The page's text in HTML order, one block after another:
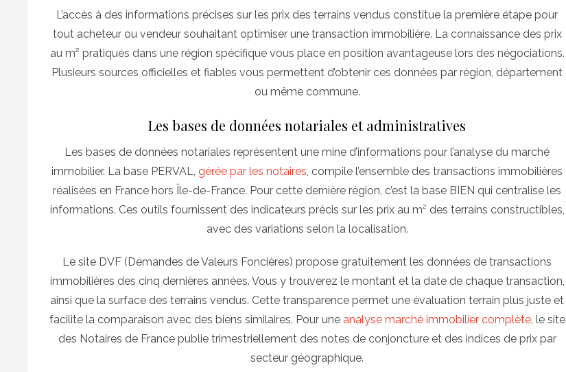
L’accès à des informations précises sur les prix des terrains vendus constitue la première étape pour
tout acheteur ou vendeur souhaitant optimiser une transaction immobilière. La connaissance des prix
au m² pratiqués dans une région spécifique vous place en position avantageuse lors des négociations.
Plusieurs sources officielles et fiables vous permettent d’obtenir ces données par région, département
ou même commune.
Les bases de données notariales et administratives
Les bases de données notariales représentent une mine d’informations pour l’analyse du marché
immobilier. La base PERVAL,gérée par les notaires, compile l’ensemble des transactions immobilières
réalisées en France hors Île-de-France. Pour cette dernière région, c’est la base BIEN qui centralise les
informations. Ces outils fournissent des indicateurs précis sur les prix au m² des terrains constructibles,
avec des variations selon la localisation.
Le site DVF (Demandes de Valeurs Foncières) propose gratuitement les données de transactions
immobilières des cinq dernières années. Vous y trouverez le montant et la date de chaque transaction,
ainsi que la surface des terrains vendus. Cette transparence permet une évaluation terrain plus juste et
facilite la comparaison avec des biens similaires. Pour une analyse marché immobilier complète, le site
des Notaires de France publie trimestriellement des notes de conjoncture et des indices de prix par
secteur géographique.